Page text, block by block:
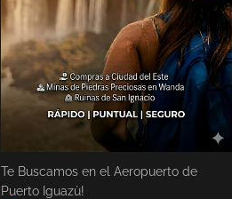
Te Buscamos en el Aeropuerto de
Puerto Iguazù!